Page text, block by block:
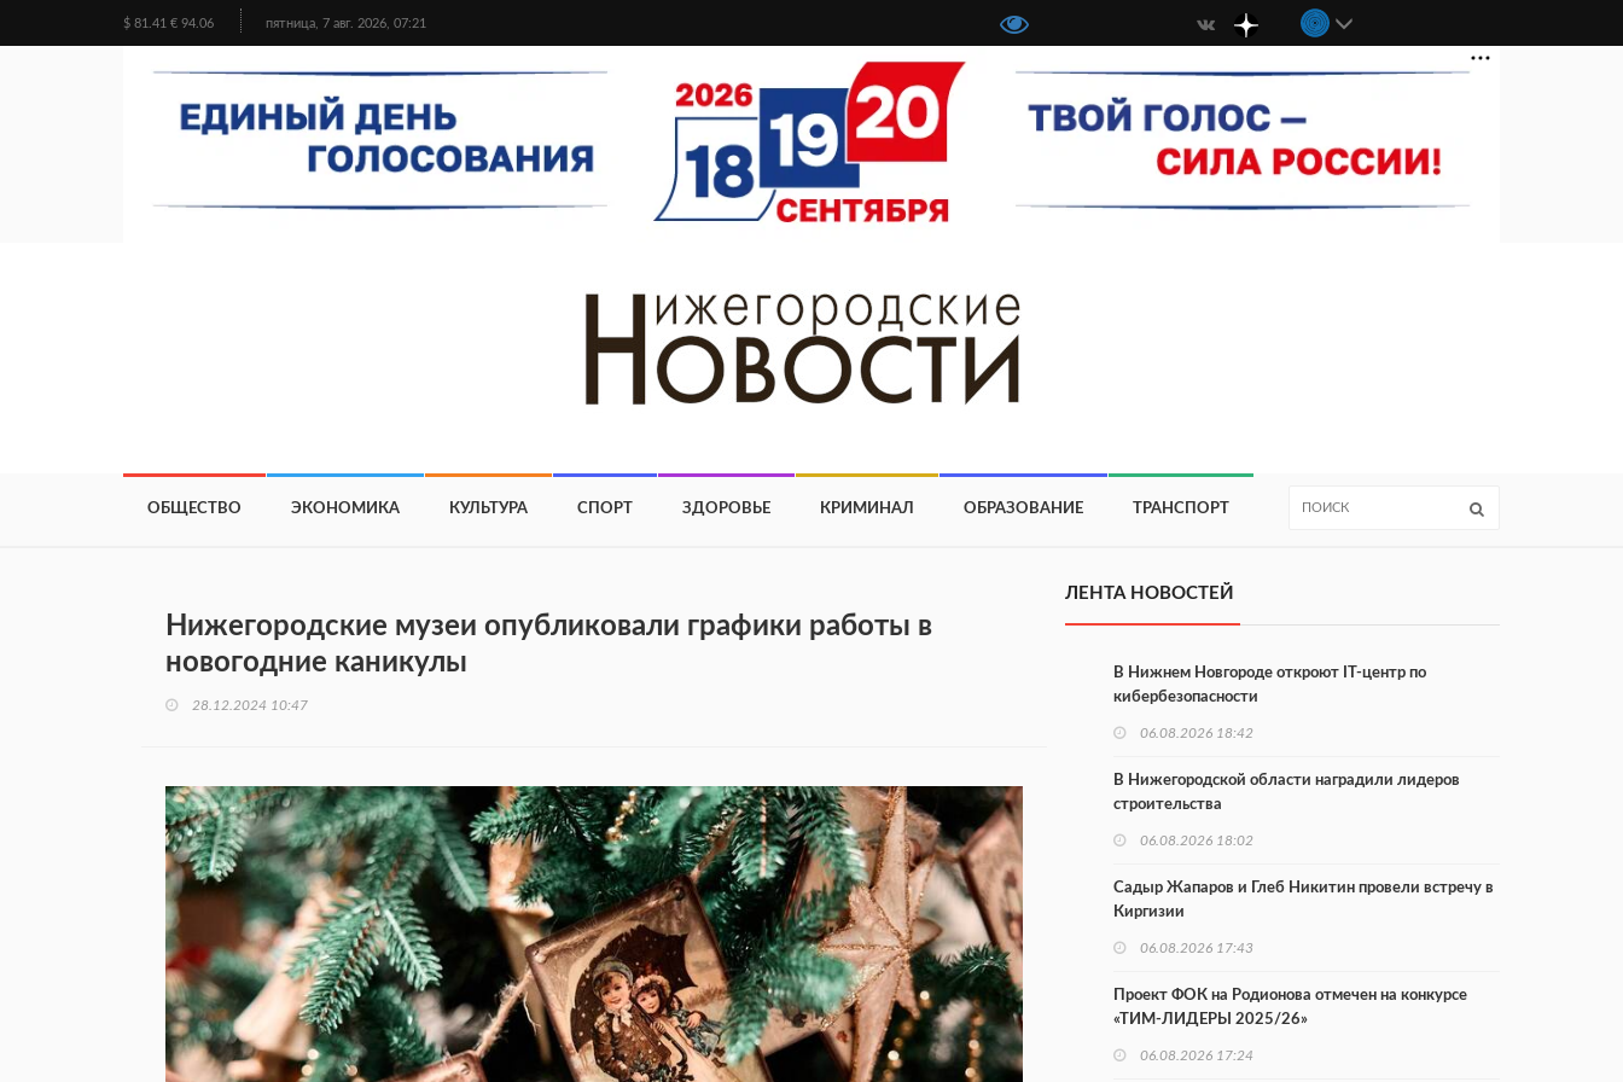
$ 81.41 € 94.06 пятница, 7 авг. 2026, 07:21
ОБЩЕСТВО ЭКОНОМИКА КУЛЬТУРА СПОРТ ЗДОРОВЬЕ КРИМИНАЛ ОБРАЗОВАНИЕ ТРАНСПОРТ
Нижегородские музеи опубликовали графики работы в
новогодние каникулы
28.12.2024 10:47
ЛЕНТА НОВОСТЕЙ
В Нижнем Новгороде откроют IT-центр по
кибербезопасности
06.08.2026 18:42
В Нижегородской области наградили лидеров
строительства
06.08.2026 18:02
Садыр Жапаров и Глеб Никитин провели встречу в
Киргизии
06.08.2026 17:43
Проект ФОК на Родионова отмечен на конкурсе
«ТИМ-ЛИДЕРЫ 2025/26»
06.08.2026 17:24